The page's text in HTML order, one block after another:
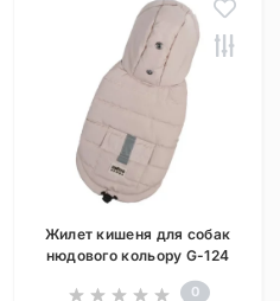
Жилет кишеня для собак
нюдового кольору G-124
0